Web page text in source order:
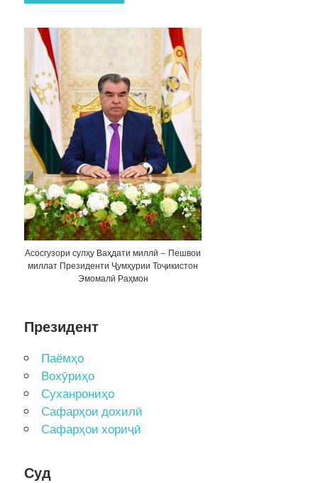
Асосгузори сулҳу Ваҳдати миллӣ – Пешвои
миллат Президенти Ҷумҳурии Тоҷикистон
Эмомалӣ Раҳмон
Президент
Паёмҳо
Вохӯриҳо
Суханрониҳо
Сафарҳои дохилӣ
Сафарҳои хориҷӣ
Суд